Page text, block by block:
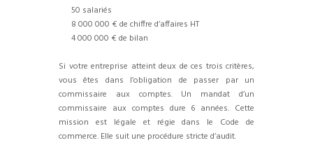
50 salariés
8 000 000 € de chiffre d’affaires HT
4 000 000 € de bilan
Si votre entreprise atteint deux de ces trois critères,
vous êtes dans l’obligation de passer par un
commissaire aux comptes. Un mandat d’un
commissaire aux comptes dure 6 années. Cette
mission est légale et régie dans le Code de
commerce. Elle suit une procédure stricte d’audit.